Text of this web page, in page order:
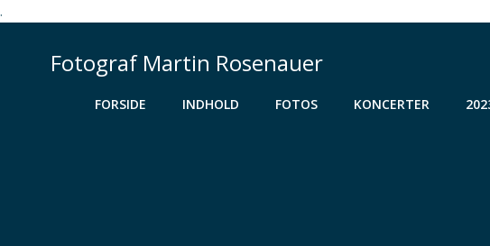
.
Fotograf Martin Rosenauer
FORSIDE INDHOLD FOTOS KONCERTER